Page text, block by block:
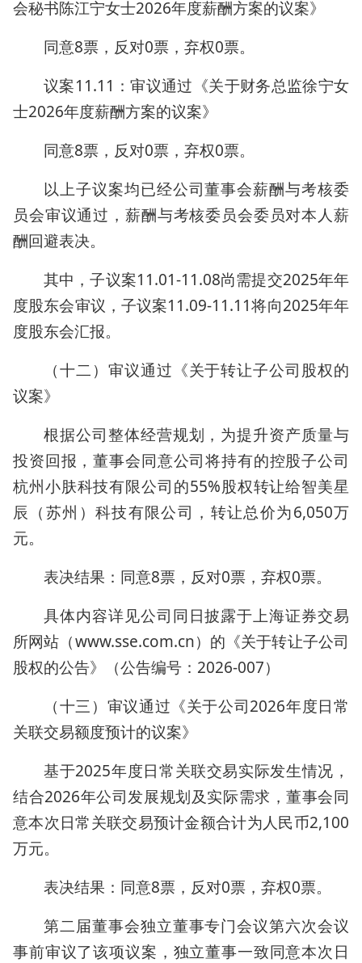
会秘书陈江宁女士2026年度薪酬方案的议案》
同意8票，反对0票，弃权0票。
议案11.11：审议通过《关于财务总监徐宁女
士2026年度薪酬方案的议案》
同意8票，反对0票，弃权0票。
以上子议案均已经公司董事会薪酬与考核委
员会审议通过，薪酬与考核委员会委员对本人薪
酬回避表决。
其中，子议案11.01-11.08尚需提交2025年年
度股东会审议，子议案11.09-11.11将向2025年年
度股东会汇报。
（十二）审议通过《关于转让子公司股权的
议案》
根据公司整体经营规划，为提升资产质量与
投资回报，董事会同意公司将持有的控股子公司
杭州小肤科技有限公司的55%股权转让给智美星
辰（苏州）科技有限公司，转让总价为6,050万
元。
表决结果：同意8票，反对0票，弃权0票。
具体内容详见公司同日披露于上海证券交易
所网站（www.sse.com.cn）的《关于转让子公司
股权的公告》（公告编号：2026-007）
（十三）审议通过《关于公司2026年度日常
关联交易额度预计的议案》
基于2025年度日常关联交易实际发生情况，
结合2026年公司发展规划及实际需求，董事会同
意本次日常关联交易预计金额合计为人民币2,100
万元。
表决结果：同意8票，反对0票，弃权0票。
第二届董事会独立董事专门会议第六次会议
事前审议了该项议案，独立董事一致同意本次日